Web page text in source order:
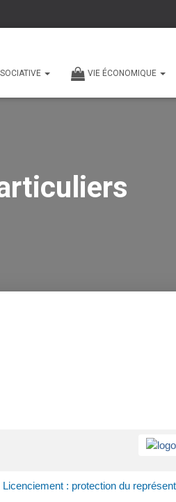
VIE ÉCONOMIQUE
Licenciement : protection du